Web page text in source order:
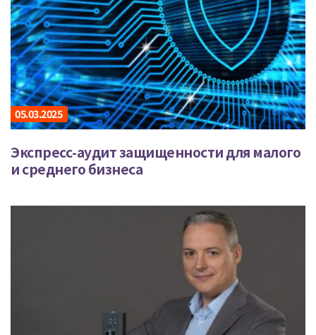
05.03.2025
Экспресс-аудит защищенности для малого
и среднего бизнеса